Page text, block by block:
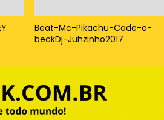
Beat-Mc-Pikachu-Cade-o-
beckDj-Juhzinho2017